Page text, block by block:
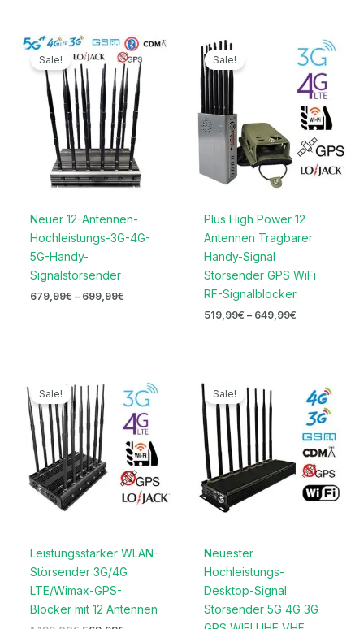
Sale!
Neuer 12-Antennen-
Hochleistungs-3G-4G-
5G-Handy-
Signalstörsender
679,99€ – 699,99€
Preisspanne:
679,99€
bis
699,99€
Sale!
Plus High Power 12
Antennen Tragbarer
Handy-Signal
Störsender GPS WiFi
RF-Signalblocker
519,99€ – 649,99€
Preisspanne:
519,99€
bis
649,99€
Sale!
Leistungsstarker WLAN-
Störsender 3G/4G
LTE/Wimax-GPS-
Blocker mit 12 Antennen
Preis
war:
1.199,00€
Preis
ist:
569,99€.
Sale!
Neuester
Hochleistungs-
Desktop-Signal
Störsender 5G 4G 3G
Preis
war:
1.299,00€
Preis
ist:
669,99€.